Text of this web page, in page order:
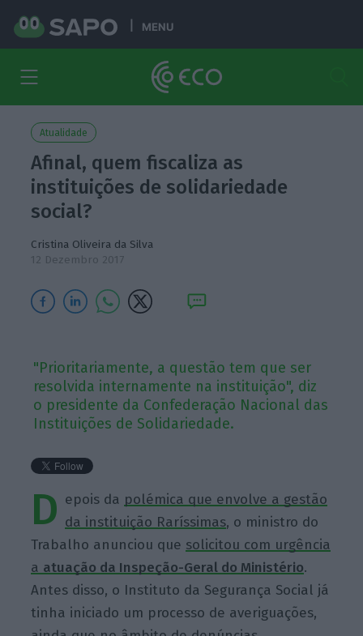
MENU
Atualidade
Afinal, quem fiscaliza as
instituições de solidariedade
social?
Cristina Oliveira da Silva
12 Dezembro 2017
"Prioritariamente, a questão tem que ser
resolvida internamente na instituição", diz
o presidente da Confederação Nacional das
Instituições de Solidariedade.
D epois da polémica que envolve a gestão
da instituição Raríssimas, o ministro do
Trabalho anunciou que solicitou com urgência
a atuação da Inspeção-Geral do Ministério.
Antes disso, o Instituto da Segurança Social já
tinha iniciado um processo de averiguações,